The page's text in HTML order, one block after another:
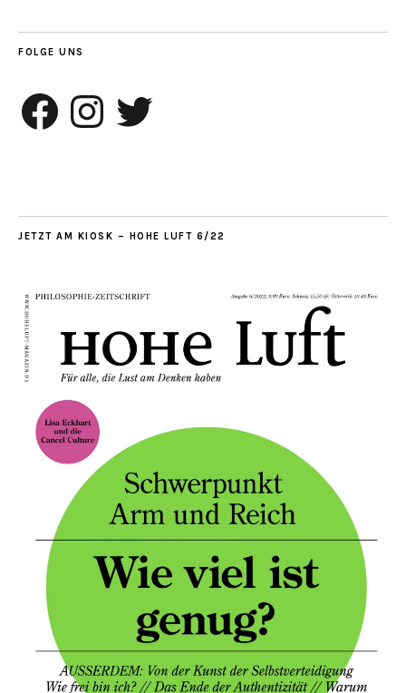
FOLGE UNS
Facebook InstagramTwitter
JETZT AM KIOSK – HOHE LUFT 6/22